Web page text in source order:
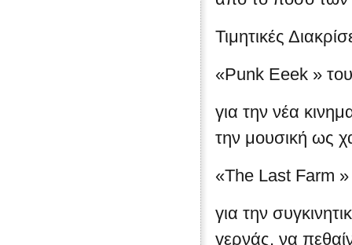
Τιμητικές
«Punk Eeek »
για την νέα
την μουσική ως
«The Last Farm
για την
γερνάς, να